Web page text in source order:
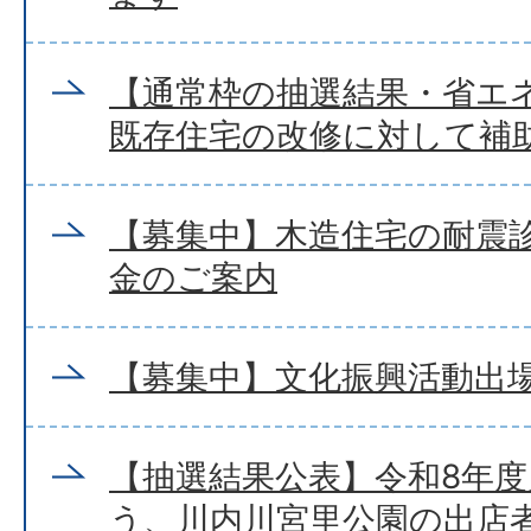
【通常枠の抽選結果・省
既存住宅の改修に対して補
【募集中】木造住宅の耐震
金のご案内
【募集中】文化振興活動出
【抽選結果公表】令和8年
う、川内川宮里公園の出店